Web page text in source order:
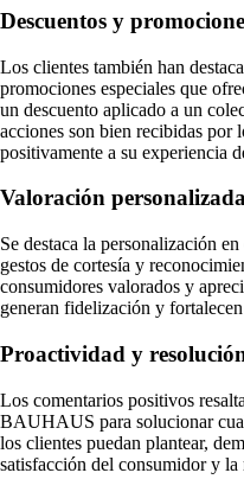
Descuentos y
Los clientes también han
promociones especiales que
un descuento aplicado a un
acciones son bien recibidas por
positivamente a su experiencia
Valoración
Se destaca la personalización
gestos de cortesía y
consumidores valorados y
generan fidelización y
Proactividad y
Los comentarios positivos
BAUHAUS para solucionar
los clientes puedan plantear,
satisfacción del consumidor y